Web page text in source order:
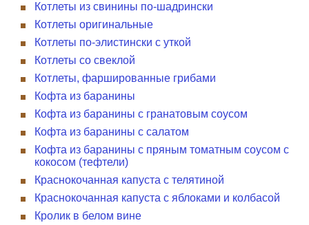
Котлеты из свинины по-шадрински
Котлеты оригинальные
Котлеты по-элистински с уткой
Котлеты со свеклой
Котлеты, фаршированные грибами
Кофта из баранины
Кофта из баранины с гранатовым соусом
Кофта из баранины с салатом
Кофта из баранины с пряным томатным соусом с
кокосом (тефтели)
Краснокочанная капуста с телятиной
Краснокочанная капуста с яблоками и колбасой
Кролик в белом вине